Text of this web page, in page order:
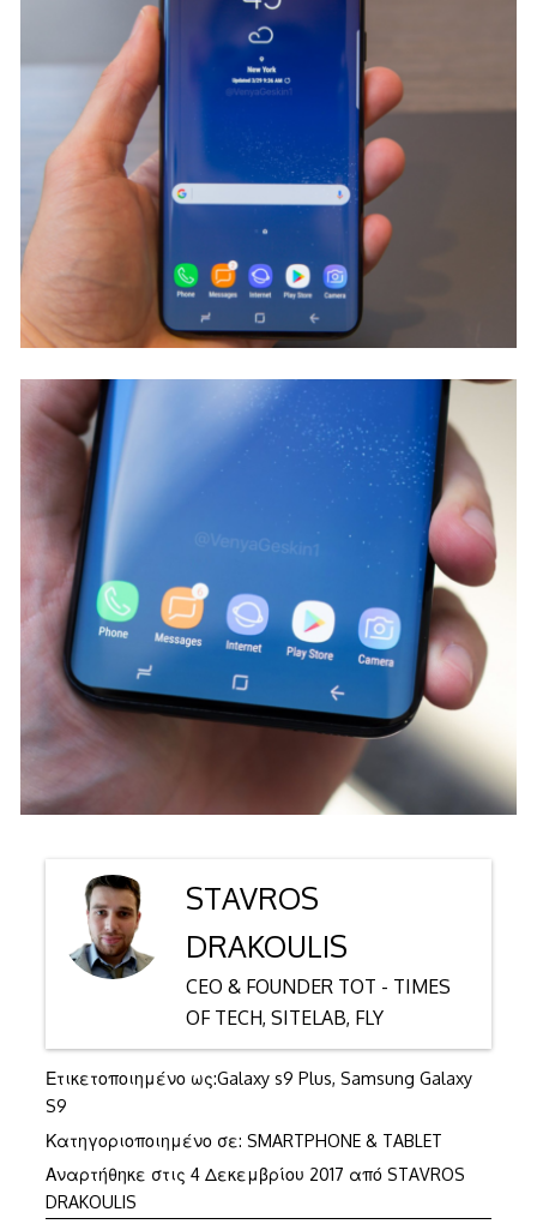
STAVROS
DRAKOULIS
CEO & FOUNDER TOT - TIMES
OF TECH, SITELAB, FLY
Ετικετοποιημένο ως:Galaxy s9 Plus, Samsung Galaxy
S9
Κατηγοριοποιημένο σε: SMARTPHONE & TABLET
Αναρτήθηκε στις 4 Δεκεμβρίου 20176από STAVROS
DRAKOULIS